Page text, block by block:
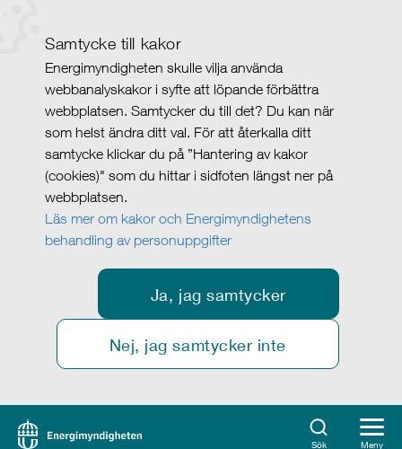
Samtycke till kakor
Energimyndigheten skulle vilja använda
webbanalyskakor i syfte att löpande förbättra
webbplatsen. Samtycker du till det? Du kan när
som helst ändra ditt val. För att återkalla ditt
samtycke klickar du på ”Hantering av kakor
(cookies)" som du hittar i sidfoten längst ner på
webbplatsen.
Läs mer om kakor och Energimyndighetens
behandling av personuppgifter
Ja, jag samtycker
Nej, jag samtycker inte
Sök Meny